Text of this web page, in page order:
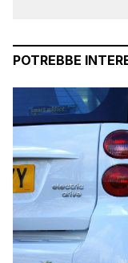
POTREBBE